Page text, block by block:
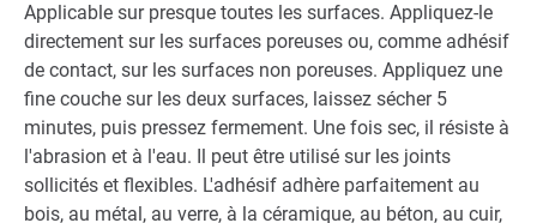
Applicable sur presque toutes les surfaces. Appliquez-le
directement sur les surfaces poreuses ou, comme adhésif
de contact, sur les surfaces non poreuses. Appliquez une
fine couche sur les deux surfaces, laissez sécher 5
minutes, puis pressez fermement. Une fois sec, il résiste à
l'abrasion et à l'eau. Il peut être utilisé sur les joints
sollicités et flexibles. L'adhésif adhère parfaitement au
bois, au métal, au verre, à la céramique, au béton, au cuir,